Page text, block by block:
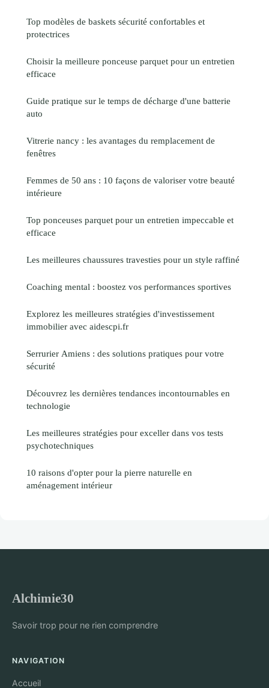
Top modèles de baskets sécurité confortables et
protectrices
Choisir la meilleure ponceuse parquet pour un entretien
efficace
Guide pratique sur le temps de décharge d'une batterie
auto
Vitrerie nancy : les avantages du remplacement de
fenêtres
Femmes de 50 ans : 10 façons de valoriser votre beauté
intérieure
Top ponceuses parquet pour un entretien impeccable et
efficace
Les meilleures chaussures travesties pour un style raffiné
Coaching mental : boostez vos performances sportives
Explorez les meilleures stratégies d'investissement
immobilier avec aidescpi.fr
Serrurier Amiens : des solutions pratiques pour votre
sécurité
Découvrez les dernières tendances incontournables en
technologie
Les meilleures stratégies pour exceller dans vos tests
psychotechniques
10 raisons d'opter pour la pierre naturelle en
aménagement intérieur
Alchimie30
Savoir trop pour ne rien comprendre
NAVIGATION
Accueil